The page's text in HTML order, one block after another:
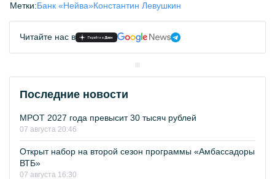
Метки:Банк «Нейва»Константин Левушкин
Читайте нас в
Последние новости
МРОТ 2027 года превысит 30 тысяч рублей
07 августа 20:46
Открыт набор на второй сезон программы «Амбассадоры
ВТБ»
07 августа 16:30